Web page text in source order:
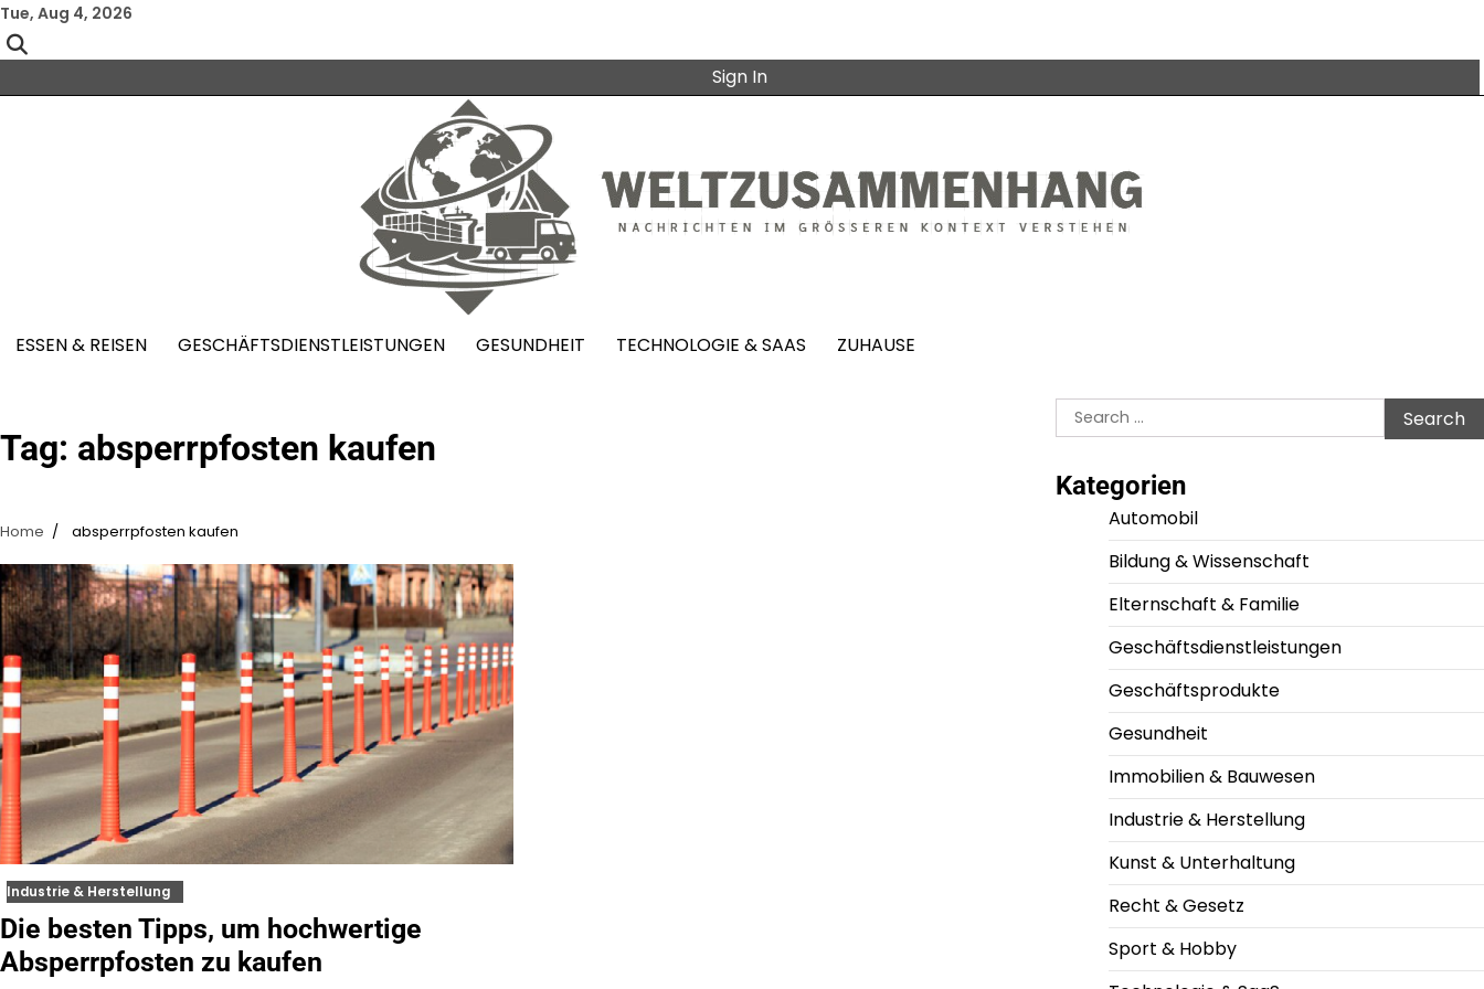
Skip
to
content
Tue, Aug 4, 2026
Sign In
ESSEN & REISEN GESCHÄFTSDIENSTLEISTUNGEN GESUNDHEIT TECHNOLOGIE & SAAS ZUHAUSE
Tag: absperrpfosten kaufen
Home absperrpfosten kaufen
Industrie & Herstellung
Die besten Tipps, um hochwertige
Absperrpfosten zu kaufen
Search
for:
Kategorien
Automobil
Bildung & Wissenschaft
Elternschaft & Familie
Geschäftsdienstleistungen
Geschäftsprodukte
Gesundheit
Immobilien & Bauwesen
Industrie & Herstellung
Kunst & Unterhaltung
Recht & Gesetz
Sport & Hobby